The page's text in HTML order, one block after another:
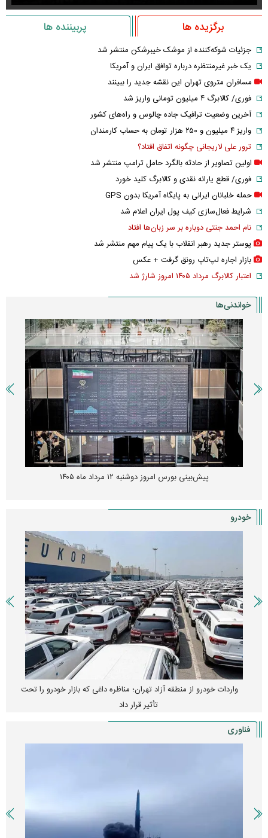
برگزیده ها پربیننده ها
جزئیات شوکه‌کننده از موشک خیبرشکن منتشر شد
یک خبر غیرمنتظره درباره توافق ایران و آمریکا
مسافران متروی تهران این نقشه جدید را ببینند
فوری/ کالابرگ ۴ میلیون تومانی واریز شد
آخرین وضعیت ترافیک جاده چالوس و راه‌های کشور
واریز ۴ میلیون و ۲۵۰ هزار تومان به حساب کارمندان
ترور علی لاریجانی چگونه اتفاق افتاد؟
اولین تصاویر از حادثه بالگرد حامل ترامپ منتشر شد
فوری/ قطع یارانه نقدی و کالابرگ کلید خورد
حمله خلبانان ایرانی به پایگاه آمریکا بدون GPS
شرایط فعال‌سازی کیف پول ایران اعلام شد
نام احمد جنتی دوباره بر سر زبان‌ها افتاد
پوستر جدید رهبر انقلاب با یک پیام مهم منتشر شد
بازار اجاره لپ‌تاپ رونق گرفت + عکس
اعتبار کالابرگ مرداد ۱۴۰۵ امروز شارژ شد
خواندنی‌ها
پیش‌بینی بورس امروز دوشنبه ۱۲ مرداد ماه ۱۴۰۵
خودرو
واردات خودرو از منطقه آزاد تهران؛ مناظره داغی که بازار خودرو را تحت
تأثیر قرار داد
فناوری